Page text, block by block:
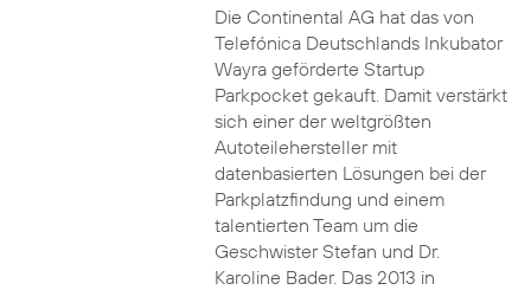
Die Continental AG hat das von
Telefónica Deutschlands Inkubator
Wayra geförderte Startup
Parkpocket gekauft. Damit verstärkt
sich einer der weltgrößten
Autoteilehersteller mit
datenbasierten Lösungen bei der
Parkplatzfindung und einem
talentierten Team um die
Geschwister Stefan und Dr.
Karoline Bader. Das 2013 in